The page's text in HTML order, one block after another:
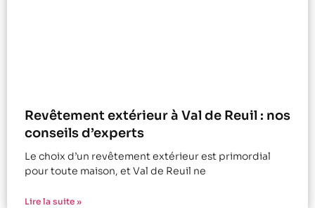
Revêtement extérieur à Val de Reuil : nos
conseils d’experts
Le choix d’un revêtement extérieur est primordial
pour toute maison, et Val de Reuil ne
Lire la suite »